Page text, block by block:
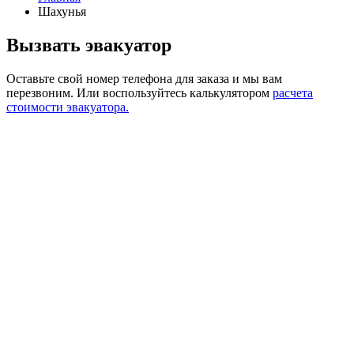
Шахунья
Вызвать эвакуатор
Оставьте свой номер телефона для заказа и мы вам
перезвоним. Или воспользуйтесь калькулятором расчета
стоимости эвакуатора.